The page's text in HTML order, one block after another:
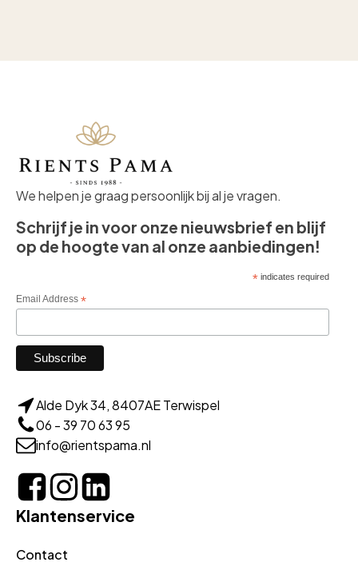
We helpen je graag persoonlijk bij al je vragen.
Schrijf je in voor onze nieuwsbrief en blijf
op de hoogte van al onze aanbiedingen!
*indicates required
Email Address *
Alde Dyk 34, 8407AE Terwispel
06 - 39 70 63 95
info@rientspama.nl
Klantenservice
Contact